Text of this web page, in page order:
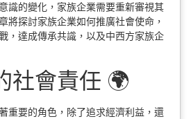
識的變化，家族企業需要重新審視其
將探討家族企業如何推廣社會使命，
，達成傳承共識，以及中西方家族企
社會責任 🌍
重要的角色，除了追求經濟利益，還